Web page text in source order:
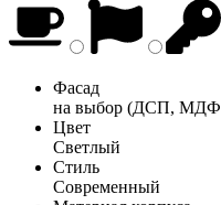
Фасад
на выбор (ДСП,
Цвет
Светлый
Стиль
Современный